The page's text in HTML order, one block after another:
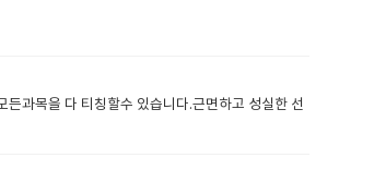
과목을 다 티칭할수 있습니다.근면하고 성실한 선